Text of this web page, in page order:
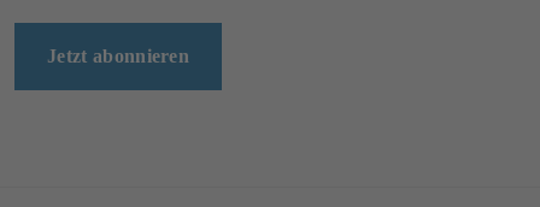
Jetzt abonnieren